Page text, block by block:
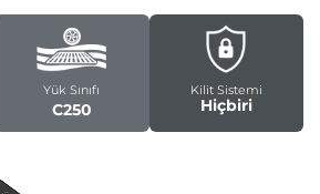
Yük Sınıfı
C250
Kilit Sistemi
Hiçbiri